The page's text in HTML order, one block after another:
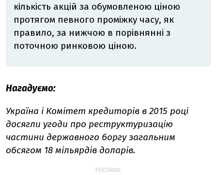
кількість акцій за обумовленою ціною
протягом певного проміжку часу, як
правило, за нижчою в порівнянні з
поточною ринковою ціною.
Нагадуємо:
Україна і Комітет кредиторів в 2015 році
досягли угоди про реструктуризацію
частини державного боргу загальним
обсягом 18 мільярдів доларів.
РЕКЛАМА: